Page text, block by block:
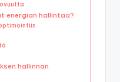
energian hallintaa?
hallinnan